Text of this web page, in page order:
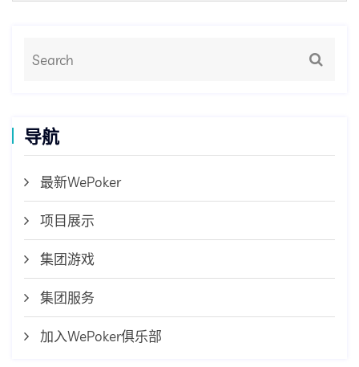
导航
最新WePoker
项目展示
集团游戏
集团服务
加入WePoker俱乐部